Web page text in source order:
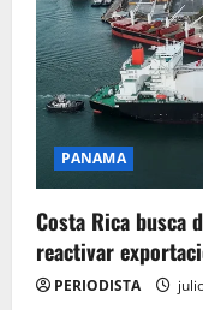
PANAMA
Costa Rica busca
reactivar
PERIODISTA